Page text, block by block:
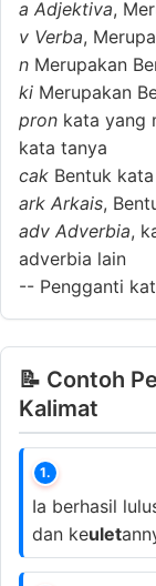
a Adjektiva,
v Verba,
n Merupakan
ki Merupakan
pron kata yang
kata tanya
cak Bentuk
ark Arkais,
adv Adverbia,
adverbia lain
-- Pengganti
📝 Contoh
Kalimat
1.
Ia berhasil
dan keulet